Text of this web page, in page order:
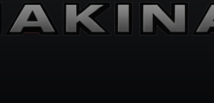
Eşya Depolama Rehberi Ümraniye